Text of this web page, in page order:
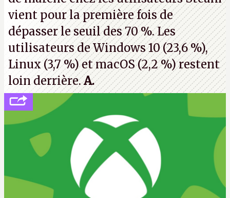
vient pour la première fois de
dépasser le seuil des 70 %. Les
utilisateurs de Windows 10 (23,6 %),
Linux (3,7 %) et macOS (2,2 %) restent
loin derrière.A.